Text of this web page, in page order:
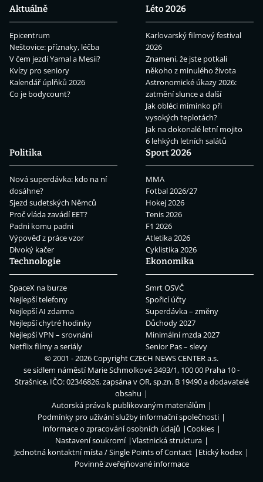
Aktuálně
Epicentrum
Neštovice: příznaky, léčba
V čem jezdí Yamal a Mesii?
Kvízy pro seniory
Kalendář úplňků 2026
Co je bodycount?
Léto 2026
Karlovarský filmový festival
2026
Znamení, že jste potkali
někoho z minulého života
Astronomické úkazy 2026:
zatmění slunce a další
Jak obléci miminko při
vysokých teplotách?
Jak na dokonalé letní mojito
6 lehkých letních salátů
Politika
Nová superdávka: kdo na ní
dosáhne?
Sjezd sudetských Němců
Proč vláda zavádí EET?
Padni komu padni
Výpověď z práce vzor
Divoký kačer
Sport 2026
MMA
Fotbal 2026/27
Hokej 2026
Tenis 2026
F1 2026
Atletika 2026
Cyklistika 2026
Technologie
SpaceX na burze
Nejlepší telefony
Nejlepší AI zdarma
Nejlepší chytré hodinky
Nejlepší VPN – srovnání
Netflix filmy a seriály
Ekonomika
Smrt OSVČ
Spořicí účty
Superdávka – změny
Důchody 2027
Minimální mzda 2027
Senior Pas – slevy
© 2001 - 2026 CopyrightCZECH NEWS CENTER a.s.
se sídlem náměstí Marie Schmolkové 3493/1, 100 00 Praha 10 -
Strašnice, IČO: 02346826, zapsána v OR, sp.zn. B 19490 a dodavatelé
obsahu
Autorská práva k publikovaným materiálům
Podmínky pro užívání služby informační společnosti
Informace o zpracování osobních údajů
Cookies
Nastavení soukromí
Vlastnická struktura
Jednotná kontaktní místa / Single Points of Contact
Etický kodex
Povinně zveřejňované informace